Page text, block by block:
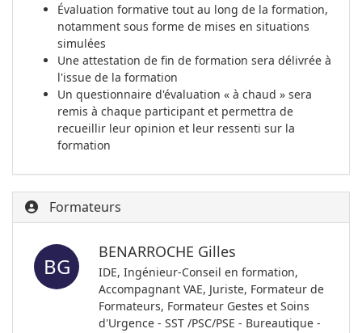
Évaluation formative tout au long de la formation,
notamment sous forme de mises en situations
simulées
Une attestation de fin de formation sera délivrée à
l'issue de la formation
Un questionnaire d'évaluation « à chaud » sera
remis à chaque participant et permettra de
recueillir leur opinion et leur ressenti sur la
formation
Formateurs
BG
BENARROCHE Gilles
IDE, Ingénieur-Conseil en formation,
Accompagnant VAE, Juriste, Formateur de
Formateurs, Formateur Gestes et Soins
d'Urgence - SST /PSC/PSE - Bureautique -